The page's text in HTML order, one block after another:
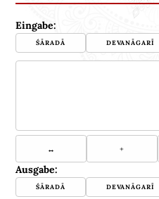
Eingabe:
ŚĀRADĀ DEVANĀGARĪ
↔ +
Ausgabe:
ŚĀRADĀ DEVANĀGARĪ